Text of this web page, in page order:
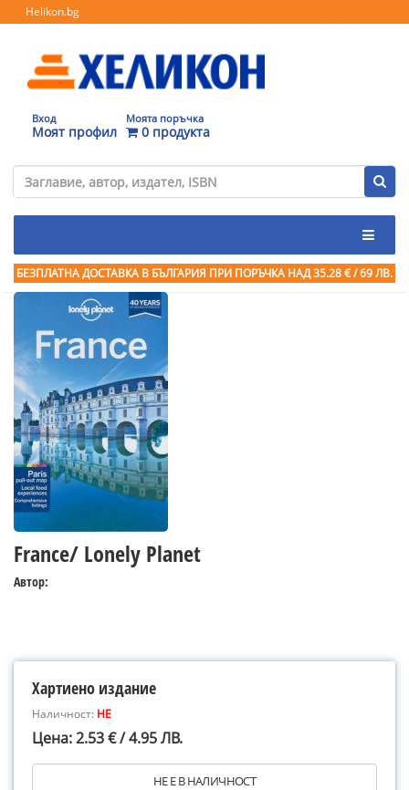
Helikon.bg
Вход
Моят профил
Моята поръчка
0 продукта
БЕЗПЛАТНА ДОСТАВКА В БЪЛГАРИЯ ПРИ ПОРЪЧКА НАД 35.28 € / 69 ЛВ.
France/ Lonely Planet
Автор:
Хартиено издание
Наличност: НЕ
Цена: 2.53 € / 4.95 ЛВ.
НЕ Е В НАЛИЧНОСТ